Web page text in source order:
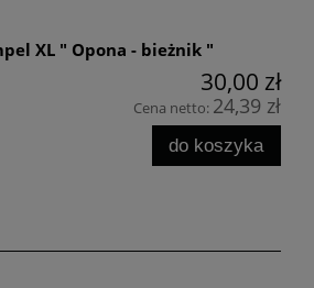
XL " Opona - bieżnik "
30,00 zł
Cena netto: 24,39 zł
do koszyka